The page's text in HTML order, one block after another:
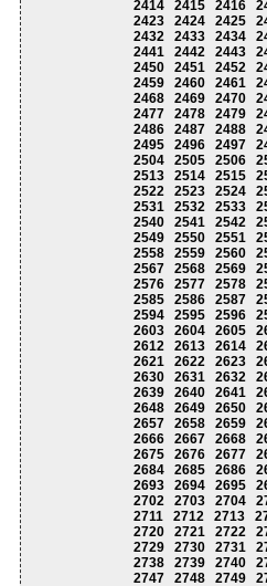
2414
2415 2416
2423
2424 2425
2432
2433 2434
2441
2442 2443
2450
2451 2452
2459
2460 2461
2468
2469 2470
2477
2478 2479
2486
2487 2488
2495
2496 2497
2504
2505 2506
2513
2514 2515
2522
2523 2524
2531
2532 2533
2540
2541 2542
2549
2550 2551
2558
2559 2560
2567
2568 2569
2576
2577 2578
2585
2586 2587
2594
2595 2596
2603
2604 2605
2612
2613 2614
2621
2622 2623
2630
2631 2632
2639
2640 2641
2648
2649 2650
2657
2658 2659
2666
2667 2668
2675
2676 2677
2684
2685 2686
2693
2694 2695
2702
2703 2704
2711
2712 2713
2720
2721 2722
2729
2730 2731
2738
2739 2740
2747
2748 2749